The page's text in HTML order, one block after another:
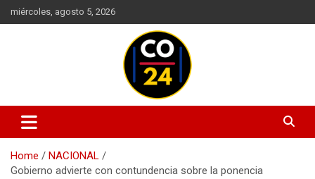
to
miércoles, agosto 5, 2026
Noticias Colombia 24 Horas |
Últimas Noticias de Colombia y
el Mundo
Mantente informado con las últimas actualizaciones en política,
economía, deportes, tecnología y más. Información confiable y
actualizada en un solo lugar.
Home
NACIONAL
Gobierno advierte con contundencia sobre la ponencia